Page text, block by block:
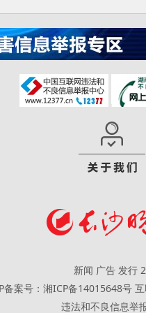
新闻 广告 发行
备案号：湘ICP备14015648号
违法和不良信息举